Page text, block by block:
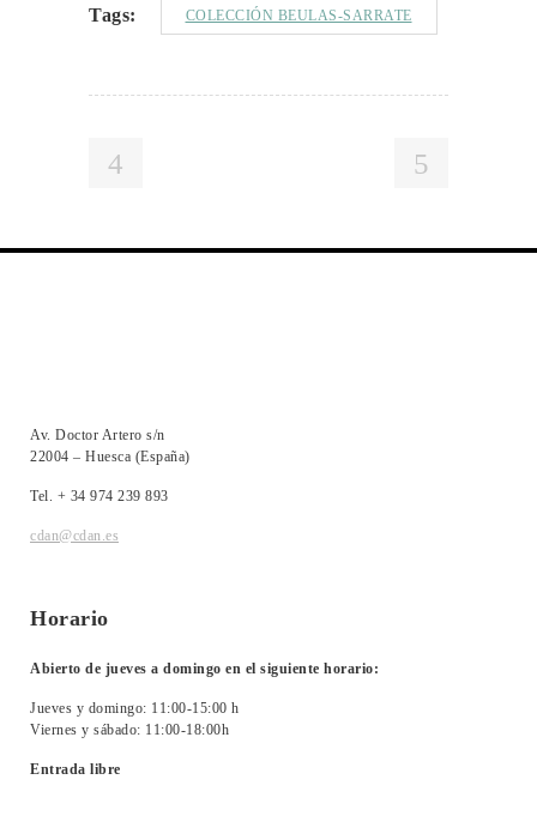
Tags: COLECCIÓN BEULAS-SARRATE
Av. Doctor Artero s/n
22004 – Huesca (España)
Tel. + 34 974 239 893
cdan@cdan.es
Horario
Abierto de jueves a domingo en el siguiente horario:
Jueves y domingo: 11:00-15:00 h
Viernes y sábado: 11:00-18:00h
Entrada libre